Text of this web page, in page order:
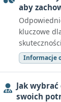
aby
kluczowe
Informacje
Jak
swoich